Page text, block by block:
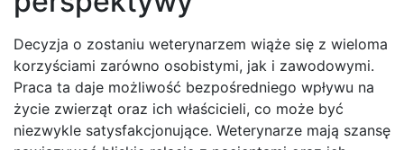
Decyzja o zostaniu weterynarzem wiąże się z wieloma
korzyściami zarówno osobistymi, jak i zawodowymi.
Praca ta daje możliwość bezpośredniego wpływu na
życie zwierząt oraz ich właścicieli, co może być
niezwykle satysfakcjonujące. Weterynarze mają szansę